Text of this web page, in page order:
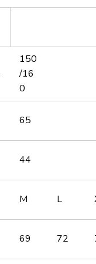
150
/16
0
65
44
M L
69 72